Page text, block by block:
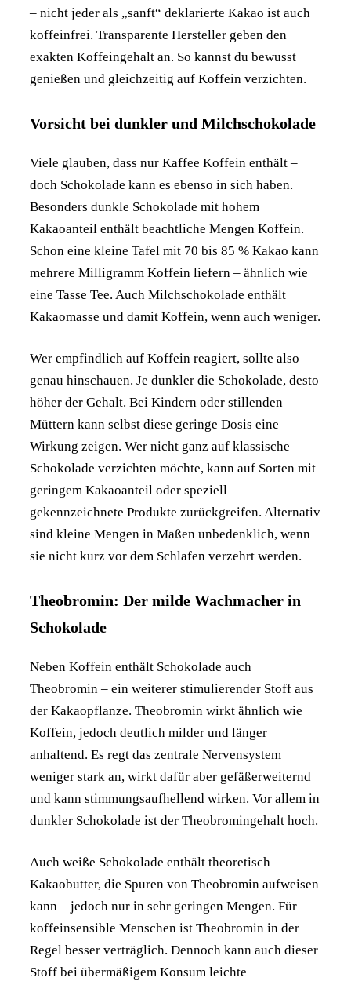
– nicht jeder als „sanft“ deklarierte Kakao ist auch
koffeinfrei. Transparente Hersteller geben den
exakten Koffeingehalt an. So kannst du bewusst
genießen und gleichzeitig auf Koffein verzichten.
Vorsicht bei dunkler und Milchschokolade
Viele glauben, dass nur Kaffee Koffein enthält –
doch Schokolade kann es ebenso in sich haben.
Besonders dunkle Schokolade mit hohem
Kakaoanteil enthält beachtliche Mengen Koffein.
Schon eine kleine Tafel mit 70 bis 85 % Kakao kann
mehrere Milligramm Koffein liefern – ähnlich wie
eine Tasse Tee. Auch Milchschokolade enthält
Kakaomasse und damit Koffein, wenn auch weniger.
Wer empfindlich auf Koffein reagiert, sollte also
genau hinschauen. Je dunkler die Schokolade, desto
höher der Gehalt. Bei Kindern oder stillenden
Müttern kann selbst diese geringe Dosis eine
Wirkung zeigen. Wer nicht ganz auf klassische
Schokolade verzichten möchte, kann auf Sorten mit
geringem Kakaoanteil oder speziell
gekennzeichnete Produkte zurückgreifen. Alternativ
sind kleine Mengen in Maßen unbedenklich, wenn
sie nicht kurz vor dem Schlafen verzehrt werden.
Theobromin: Der milde Wachmacher in
Schokolade
Neben Koffein enthält Schokolade auch
Theobromin – ein weiterer stimulierender Stoff aus
der Kakaopflanze. Theobromin wirkt ähnlich wie
Koffein, jedoch deutlich milder und länger
anhaltend. Es regt das zentrale Nervensystem
weniger stark an, wirkt dafür aber gefäßerweiternd
und kann stimmungsaufhellend wirken. Vor allem in
dunkler Schokolade ist der Theobromingehalt hoch.
Auch weiße Schokolade enthält theoretisch
Kakaobutter, die Spuren von Theobromin aufweisen
kann – jedoch nur in sehr geringen Mengen. Für
koffeinsensible Menschen ist Theobromin in der
Regel besser verträglich. Dennoch kann auch dieser
Stoff bei übermäßigem Konsum leichte